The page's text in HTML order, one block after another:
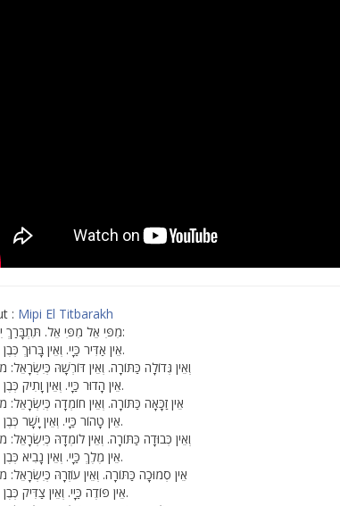
: Mipi El Titbarakh
מִפִּי אֵל מִפִּי אֵל. תִּתְבָּרַךְ יִשְׂרָאֵל:
אֵין אַדִּיר כַּיָי. וְאֵין בָּרוּךְ כְּבֶן עַמְרָם.
וְאֵין גְּדוֹלָה כַּתּוֹרָה. וְאֵין דּוֹרְשָׁהּ כְּיִשְׂרָאֵל:
אֵין הָדוּר כַּיָי. וְאֵין וָתִיק כְּבֶן עַמְרָם.
אֵין זַכָּאָה כַּתּוֹרָה. וְאֵין חוֹמְדָה כְּיִשְׂרָאֵל:
אֵין טָהוֹר כַּיָי. וְאֵין יָשָׁר כְּבֶן עַמְרָם.
וְאֵין כְּבוּדָה כַּתּוֹרָה. וְאֵין לוֹמְדָהּ כְּיִשְׂרָאֵל:
אֵין מֶלֶךְ כַּיָי. וְאֵין נָבִיא כְּבֶן עַמְרָם.
אֵין סְמוּכָה כַּתּוֹרָה. וְאֵין עוֹזְרָהּ כְּיִשְׂרָאֵל:
אֵין פּוֹדֶה כַּיָי. וְאֵין צַדִּיק כְּבֶן עַמְרָם.